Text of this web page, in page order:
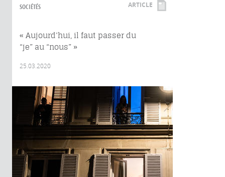
SOCIÉTÉS ARTICLE
« Aujourd’hui, il faut passer du
“je” au “nous” »
25.03.2020